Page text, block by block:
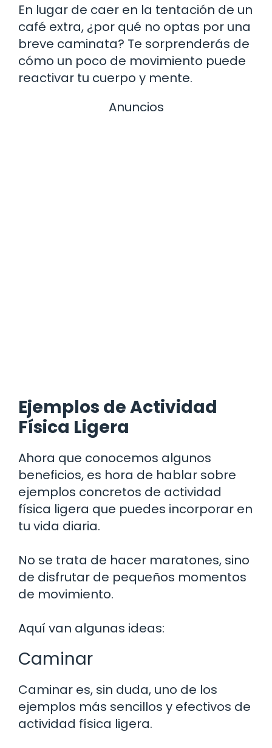
En lugar de caer en la tentación de un
café extra, ¿por qué no optas por una
breve caminata? Te sorprenderás de
cómo un poco de movimiento puede
reactivar tu cuerpo y mente.
Anuncios
Ejemplos de Actividad
Física Ligera
Ahora que conocemos algunos
beneficios, es hora de hablar sobre
ejemplos concretos de actividad
física ligera que puedes incorporar en
tu vida diaria.
No se trata de hacer maratones, sino
de disfrutar de pequeños momentos
de movimiento.
Aquí van algunas ideas:
Caminar
Caminar es, sin duda, uno de los
ejemplos más sencillos y efectivos de
actividad física ligera.